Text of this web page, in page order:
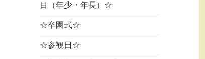
目（年少・年長）☆
☆卒園式☆
☆参観日☆